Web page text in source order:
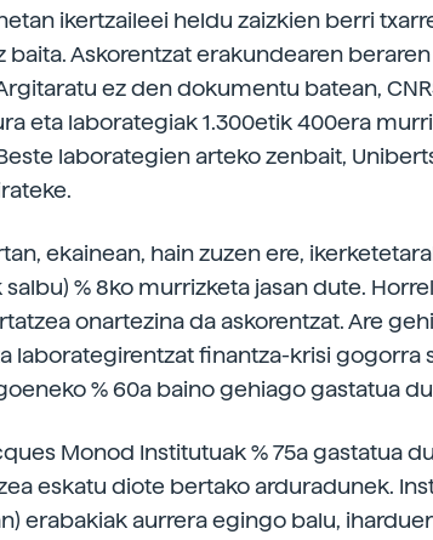
ikertzaileei heldu zaizkien berri
baita. Askorentzat erakundearen
ez den dokumentu batean,
eta laborategiak 1.300etik 400era
laborategien arteko zenbait,
ekainean, hain zuzen ere,
salbu) % 8ko murrizketa jasan dute.
onartezina da askorentzat. Are
laborategirentzat finantza-krisi gogorra
% 60a baino gehiago gastatua
Monod Institutuak % 75a gastatua
eskatu diote bertako arduradunek.
erabakiak aurrera egingo balu,